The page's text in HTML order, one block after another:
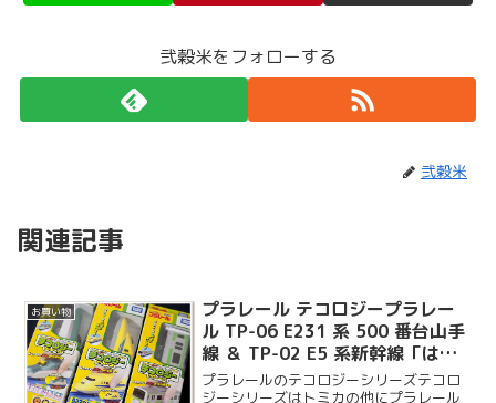
弐穀米をフォローする
弐穀米
関連記事
お買い物
プラレール テコロジープラレー
ル TP-06 E231 系 500 番台山手
線 ＆ TP-02 E5 系新幹線「はや
ぶさ」＆ TP-04 923 形ドクター
イエロー
プラレールのテコロジーシリーズテコロ
ジーシリーズはトミカの他にプラレール